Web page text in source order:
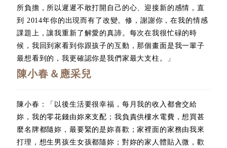
所負擔，所以遲遲不敢打開自己的心、迎接新的感情，直
到 2014年你的出現而有了改變。修，謝謝你，在我的情感
課題上，讓我重新了解愛的真諦。每次在我很忙碌的時
候，我回到家看到你跟孩子的互動，那個畫面是我一輩子
最想看到的，我更確認你是我們家最大支柱。」
陳小春＆應采兒
陳小春：「以後生活要很幸福，每月我的收入都會交給
妳，我的零花錢由妳來支配；我負責供樓水電費，想買甚
麼名牌都隨妳，最要緊的是妳喜歡；家裡面的家務由我來
打理，想生男孩生女孩都隨妳；對妳的家人體貼入微，歡